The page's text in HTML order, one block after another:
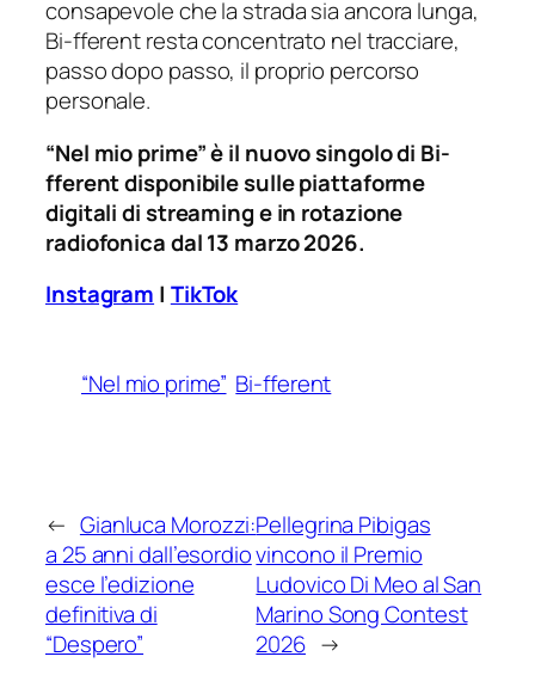
consapevole che la strada sia ancora lunga,
Bi-fferent resta concentrato nel tracciare,
passo dopo passo, il proprio percorso
personale.
“Nel mio prime” è il nuovo singolo di Bi-
fferent disponibile sulle piattaforme
digitali di streaming e in rotazione
radiofonica dal 13 marzo 2026.
Instagram | TikTok
“Nel mio prime” Bi-fferent
← Gianluca Morozzi:
a 25 anni dall’esordio
esce l’edizione
definitiva di
“Despero”
Pellegrina Pibigas
vincono il Premio
Ludovico Di Meo al San
Marino Song Contest
2026 →